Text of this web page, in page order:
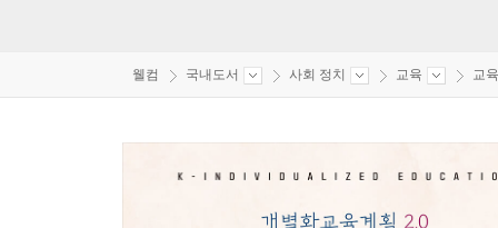
웰컴 국내도서 사회 정치 교육 교